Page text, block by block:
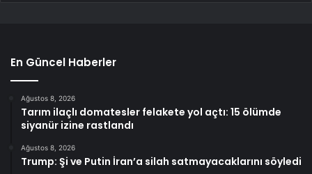
En Güncel Haberler
Ağustos 8, 2026
Tarım ilaçlı domatesler felakete yol açtı: 15 ölümde
siyanür izine rastlandı
Ağustos 8, 2026
Trump: Şi ve Putin İran’a silah satmayacaklarını söyledi